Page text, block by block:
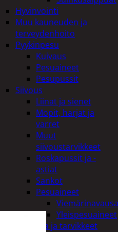
Hyvinvointi
Muu kauneuden ja
terveydenhoito
Pyykinpesu
Kuivaus
Pesuaineet
Pesupussit
Siivous
Liinat ja sienet
Mopit, harjat ja
varret
Muut
siivoustarvikkeet
Roskapussit ja -
astiat
Sankot
Pesuaineet
Yleispesuaineet
Eläintenruoka ja tarvikkeet